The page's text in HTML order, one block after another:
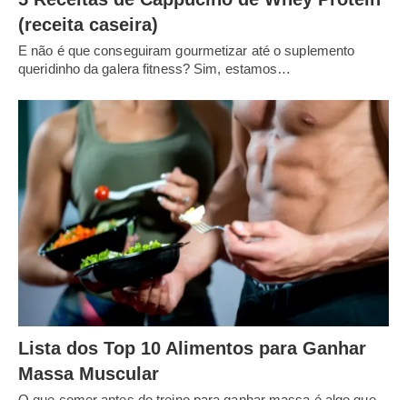
(receita caseira)
E não é que conseguiram gourmetizar até o suplemento
queridinho da galera fitness? Sim, estamos…
Lista dos Top 10 Alimentos para Ganhar
Massa Muscular